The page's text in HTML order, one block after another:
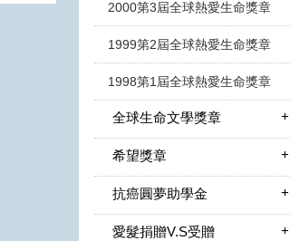
2000第3屆全球熱愛生命獎章
1999第2屆全球熱愛生命獎章
1998第1屆全球熱愛生命獎章
全球生命文學獎章 +
希望獎章 +
抗癌圓夢助學金 +
愛髮捐贈V.S受贈 +